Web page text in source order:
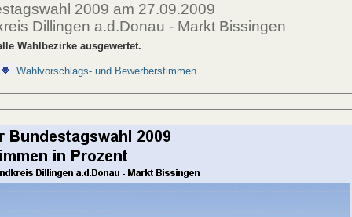
2009 am 27.09.2009
Dillingen a.d.Donau - Markt Bissingen
Wahlbezirke ausgewertet.
Wahlvorschlags- und Bewerberstimmen